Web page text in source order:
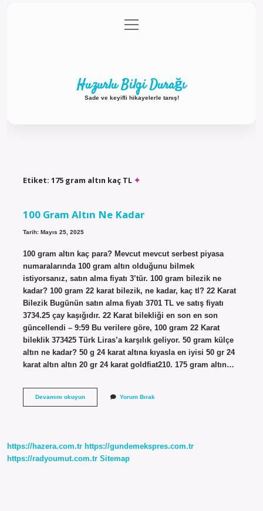
Gizlilik Politikası
menüyü
aç
Huzurlu Bilgi Durağı
Sade ve keyifli hikayelerle tanış!
Etiket: 175 gram altın kaç TL
100 Gram Altın Ne Kadar
Tarih: Mayıs 25, 2025
100 gram altın kaç para? Mevcut mevcut serbest piyasa
numaralarında 100 gram altın olduğunu bilmek
istiyorsanız, satın alma fiyatı 3’tür. 100 gram bilezik ne
kadar? 100 gram 22 karat bilezik, ne kadar, kaç tl? 22 Karat
Bilezik Bugünün satın alma fiyatı 3701 TL ve satış fiyatı
3734.25 çay kaşığıdır. 22 Karat bilekliği en son en son
güncellendi – 9:59 Bu verilere göre, 100 gram 22 Karat
bileklik 373425 Türk Liras’a karşılık geliyor. 50 gram külçe
altın ne kadar? 50 g 24 karat altına kıyasla en iyisi 50 gr 24
karat altın altın 20 gr 24 karat goldfiat210. 175 gram altın…
Devamını okuyun100
Yorum Bırak
https://hazera.com.tr https://gundemekspres.com.tr
https://radyoumut.com.tr Sitemap